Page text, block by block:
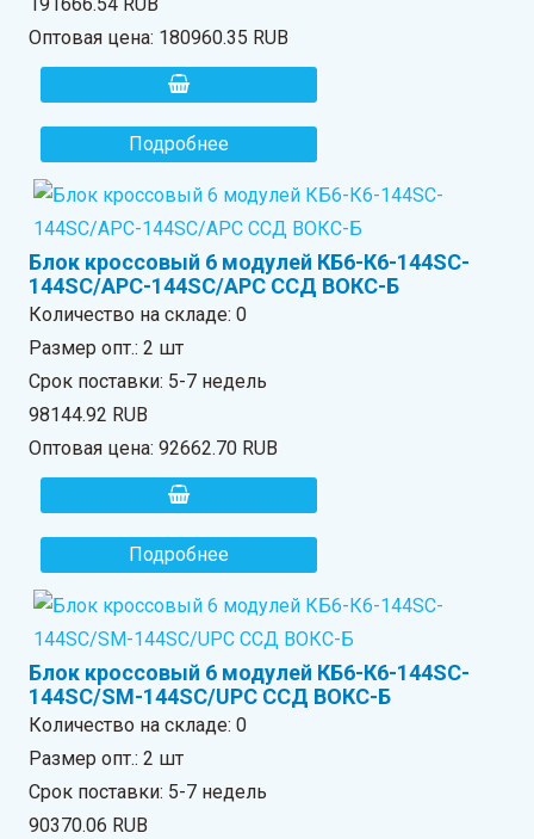
Оптовая цена: 180960.35 RUB
Подробнее
Блок кроссовый 6 модулей КБ6-К6-144SC-
144SC/APC-144SC/APC ССД ВОКС-Б
Количество на складе:0
Размер опт.: 2 шт
Срок поставки: 5-7 недель
98144.92 RUB
Оптовая цена:92662.70 RUB
Подробнее
Блок кроссовый 6 модулей КБ6-К6-144SC-
144SC/SM-144SC/UPC ССД ВОКС-Б
Количество на складе:0
Размер опт.: 2 шт
Срок поставки: 5-7 недель
90370.06 RUB